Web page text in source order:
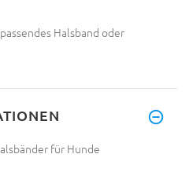
Halsband oder
für Hunde